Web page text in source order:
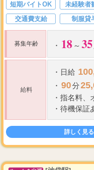
短期バイトOK
未経験者
交通費支給
制服貸
募集年齢 ・ 18 ～ 35
給料
・ 日給
・ 90分
・ 指名料、
・ 待機保証
・経験者優
詳しく見る